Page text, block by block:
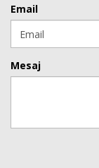
Email
Mesaj